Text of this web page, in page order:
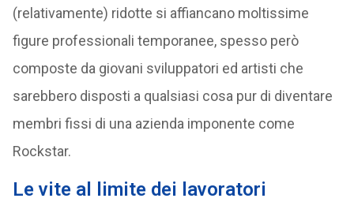
(relativamente) ridotte si affiancano moltissime
figure professionali temporanee, spesso però
composte da giovani sviluppatori ed artisti che
sarebbero disposti a qualsiasi cosa pur di diventare
membri fissi di una azienda imponente come
Rockstar.
Le vite al limite dei lavoratori